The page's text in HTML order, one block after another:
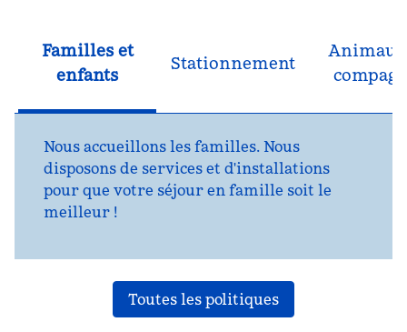
Familles et
enfants
Stationnement
Nous accueillons les familles. Nous
disposons de services et d'installations
pour que votre séjour en famille soit le
meilleur !
Toutes les politiques